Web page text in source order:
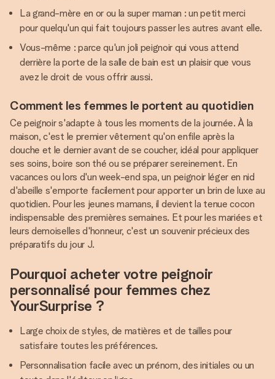
La grand-mère en or ou la super maman : un petit merci
pour quelqu'un qui fait toujours passer les autres avant elle.
Vous-même : parce qu'un joli peignoir qui vous attend
derrière la porte de la salle de bain est un plaisir que vous
avez le droit de vous offrir aussi.
Comment les femmes le portent au quotidien
Ce peignoir s'adapte à tous les moments de la journée. À la
maison, c'est le premier vêtement qu'on enfile après la
douche et le dernier avant de se coucher, idéal pour appliquer
ses soins, boire son thé ou se préparer sereinement. En
vacances ou lors d'un week-end spa, un peignoir léger en nid
d'abeille s'emporte facilement pour apporter un brin de luxe au
quotidien. Pour les jeunes mamans, il devient la tenue cocon
indispensable des premières semaines. Et pour les mariées et
leurs demoiselles d'honneur, c'est un souvenir précieux des
préparatifs du jour J.
Pourquoi acheter votre peignoir
personnalisé pour femmes chez
YourSurprise ?
Large choix de styles, de matières et de tailles pour
satisfaire toutes les préférences.
Personnalisation facile avec un prénom, des initiales ou un